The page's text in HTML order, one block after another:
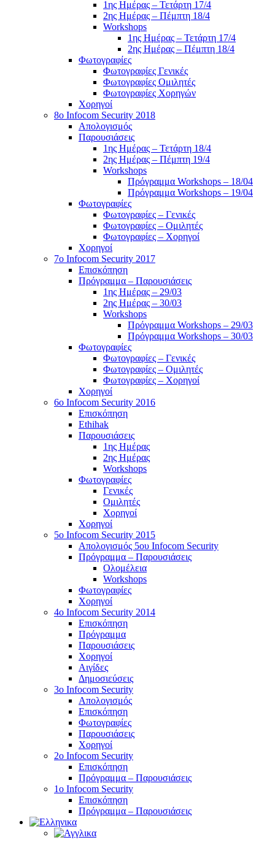
1ης Ημέρας – Τετάρτη 17/4
2ης Ημέρας – Πέμπτη 18/4
Workshops
1ης Ημέρας – Τετάρτη 17/4
2ης Ημέρας – Πέμπτη 18/4
Φωτογραφίες
Φωτογραφίες Γενικές
Φωτογραφίες Ομιλητές
Φωτογραφίες Χορηγών
Χορηγοί
8ο Infocom Security 2018
Απολογισμός
Παρουσιάσεις
1ης Ημέρας – Τετάρτη 18/4
2ης Ημέρας – Πέμπτη 19/4
Workshops
Πρόγραμμα Workshops – 18/04
Πρόγραμμα Workshops – 19/04
Φωτογραφίες
Φωτογραφίες – Γενικές
Φωτογραφίες – Ομιλητές
Φωτογραφίες – Χορηγοί
Χορηγοί
7o Infocom Security 2017
Επισκόπηση
Πρόγραμμα – Παρουσιάσεις
1ης Ημέρας – 29/03
2ης Ημέρας – 30/03
Workshops
Πρόγραμμα Workshops – 29/03
Πρόγραμμα Workshops – 30/03
Φωτογραφίες
Φωτογραφίες – Γενικές
Φωτογραφίες – Ομιλητές
Φωτογραφίες – Χορηγοί
Χορηγοί
6o Infocom Security 2016
Επισκόπηση
Ethihak
Παρουσιάσεις
1ης Ημέρας
2ης Ημέρας
Workshops
Φωτογραφίες
Γενικές
Ομιλητές
Χορηγοί
Χορηγοί
5o Infocom Security 2015
Απολογισμός 5ου Infocom Security
Πρόγραμμα – Παρουσιάσεις
Ολομέλεια
Workshops
Φωτογραφίες
Χορηγοί
4ο Infocom Security 2014
Επισκόπηση
Πρόγραμμα
Παρουσιάσεις
Χορηγοί
Αιγίδες
Δημοσιεύσεις
3o Infocom Security
Απολογισμός
Επισκόπηση
Φωτογραφίες
Παρουσιάσεις
Χορηγοί
2o Infocom Security
Επισκόπηση
Πρόγραμμα – Παρουσιάσεις
1ο Infocom Security
Επισκόπηση
Πρόγραμμα – Παρουσιάσεις